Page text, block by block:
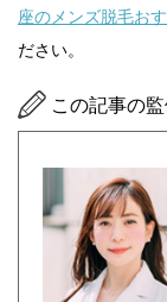
座のメンズ脱毛お
ださい。
この記事の